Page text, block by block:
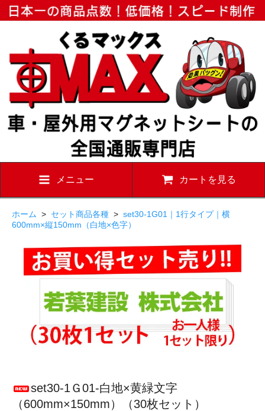
メニュー カートを見る
ホーム > セット商品各種 > set30-1G01｜1行タイプ｜横
600mm×縦150mm（白地×色字）
set30-1Ｇ01-白地×黄緑文字
（600mm×150mm）（30枚セット）